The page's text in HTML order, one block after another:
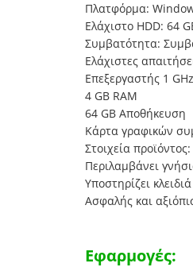
Πλατφόρμα:
Ελάχιστο HDD: 64
Συμβατότητα:
Ελάχιστες
Επεξεργαστής 1 GHz
4 GB RAM
64 GB Αποθήκευση
Κάρτα γραφικών
Στοιχεία
Περιλαμβάνει
Υποστηρίζει
Ασφαλής και
Εφαρμογές: